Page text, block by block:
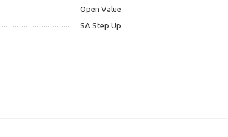
Open Value
SA Step Up